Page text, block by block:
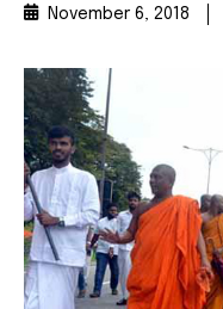
November 6, 2018